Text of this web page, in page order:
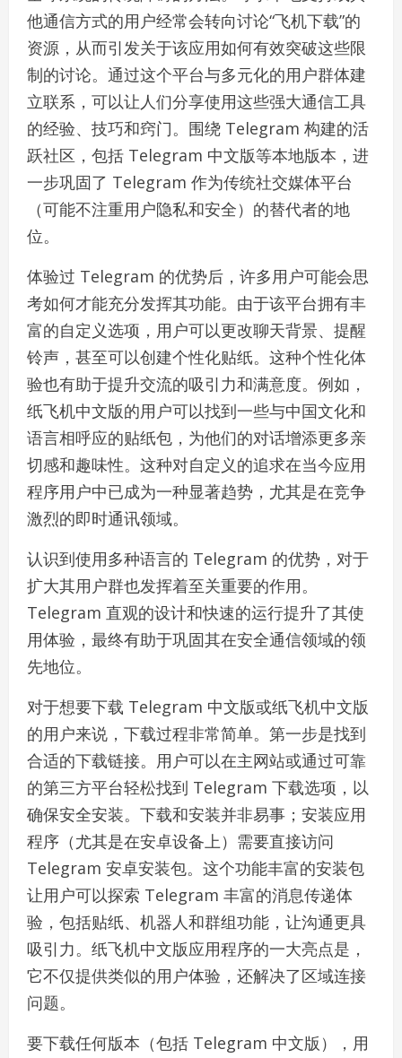
他通信方式的用户经常会转向讨论“飞机下载”的
资源，从而引发关于该应用如何有效突破这些限
制的讨论。通过这个平台与多元化的用户群体建
立联系，可以让人们分享使用这些强大通信工具
的经验、技巧和窍门。围绕 Telegram 构建的活
跃社区，包括 Telegram 中文版等本地版本，进
一步巩固了 Telegram 作为传统社交媒体平台
（可能不注重用户隐私和安全）的替代者的地
位。
体验过 Telegram 的优势后，许多用户可能会思
考如何才能充分发挥其功能。由于该平台拥有丰
富的自定义选项，用户可以更改聊天背景、提醒
铃声，甚至可以创建个性化贴纸。这种个性化体
验也有助于提升交流的吸引力和满意度。例如，
纸飞机中文版的用户可以找到一些与中国文化和
语言相呼应的贴纸包，为他们的对话增添更多亲
切感和趣味性。这种对自定义的追求在当今应用
程序用户中已成为一种显著趋势，尤其是在竞争
激烈的即时通讯领域。
认识到使用多种语言的 Telegram 的优势，对于
扩大其用户群也发挥着至关重要的作用。
Telegram 直观的设计和快速的运行提升了其使
用体验，最终有助于巩固其在安全通信领域的领
先地位。
对于想要下载 Telegram 中文版或纸飞机中文版
的用户来说，下载过程非常简单。第一步是找到
合适的下载链接。用户可以在主网站或通过可靠
的第三方平台轻松找到 Telegram 下载选项，以
确保安全安装。下载和安装并非易事；安装应用
程序（尤其是在安卓设备上）需要直接访问
Telegram 安卓安装包。这个功能丰富的安装包
让用户可以探索 Telegram 丰富的消息传递体
验，包括贴纸、机器人和群组功能，让沟通更具
吸引力。纸飞机中文版应用程序的一大亮点是，
它不仅提供类似的用户体验，还解决了区域连接
问题。
要下载任何版本（包括 Telegram 中文版），用